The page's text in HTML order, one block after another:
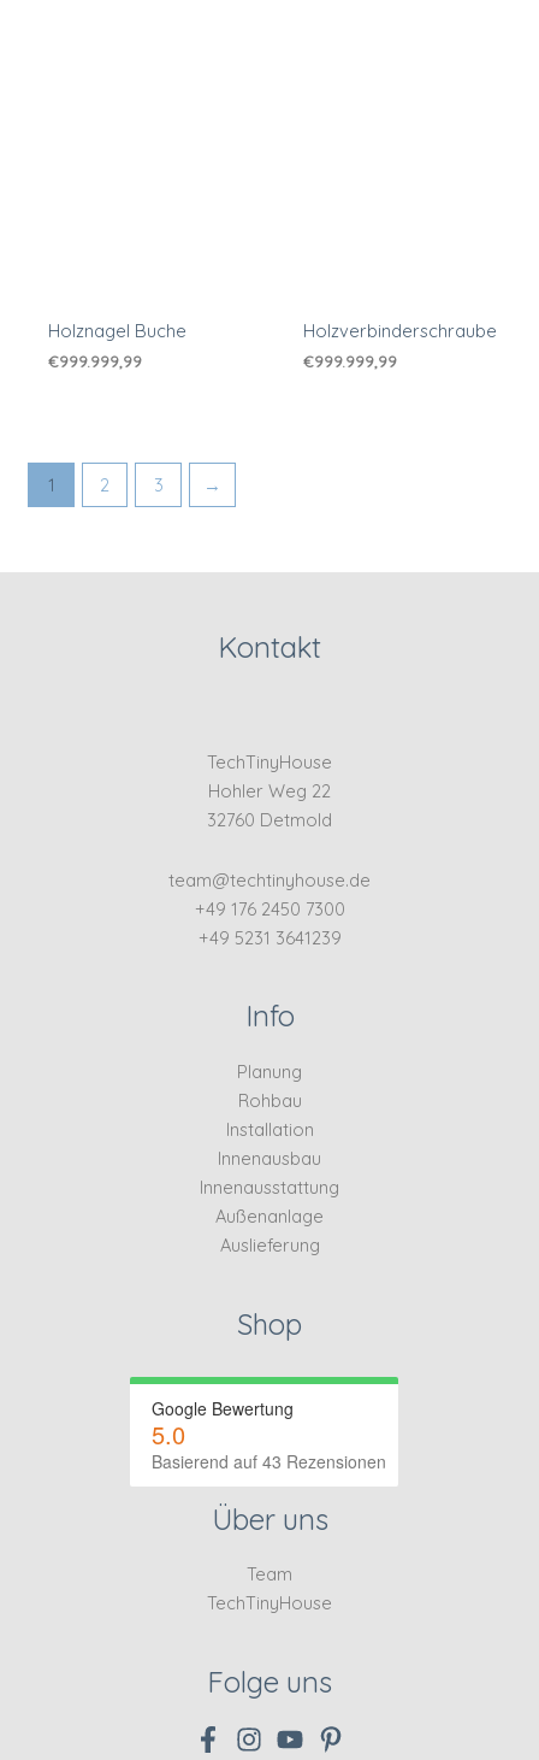
Holznagel Buche
€999.999,99
Holzverbinderschraube
€999.999,99
1 2 3 →
Kontakt
TechTinyHouse
Hohler Weg 22
32760 Detmold
team@techtinyhouse.de
+49 176 2450 7300
+49 5231 3641239
Info
Planung
Rohbau
Installation
Innenausbau
Innenausstattung
Außenanlage
Auslieferung
Shop
Google Bewertung
5.0
Basierend auf 43 Rezensionen
Über uns
Team
TechTinyHouse
Folge uns